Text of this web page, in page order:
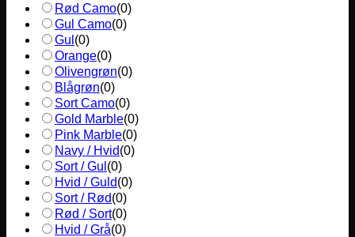
Rød Camo(0)
Gul Camo(0)
Gul (0)
Orange(0)
Olivengrøn(0)
Blågrøn(0)
Sort Camo(0)
Gold Marble(0)
Pink Marble(0)
Navy / Hvid(0)
Sort / Gul (0)
Hvid / Guld(0)
Sort / Rød(0)
Rød / Sort(0)
Hvid / Grå(0)